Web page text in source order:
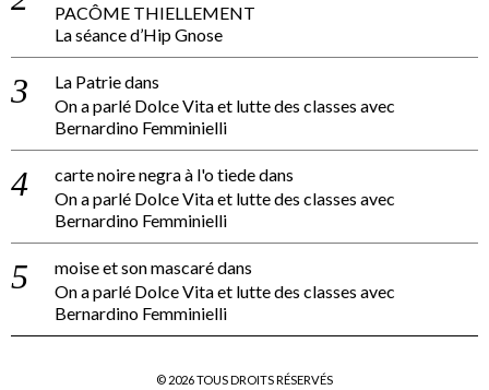
PACÔME THIELLEMENT
La séance d’Hip Gnose
La Patriedans
On a parlé Dolce Vita et lutte des classes avec
Bernardino Femminielli
carte noire negra à l'o tiededans
On a parlé Dolce Vita et lutte des classes avec
Bernardino Femminielli
moise et son mascarédans
On a parlé Dolce Vita et lutte des classes avec
Bernardino Femminielli
© 2026TOUS DROITS RÉSERVÉS